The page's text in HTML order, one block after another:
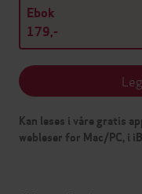
Ebok
179,-
Kan leses i våre gratis
webleser for Mac/PC, i